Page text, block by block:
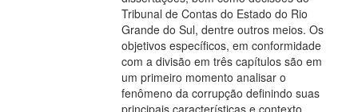
Tribunal de Contas do Estado do Rio
Grande do Sul, dentre outros meios. Os
objetivos específicos, em conformidade
com a divisão em três capítulos são em
um primeiro momento analisar o
fenômeno da corrupção definindo suas
principais características e contexto